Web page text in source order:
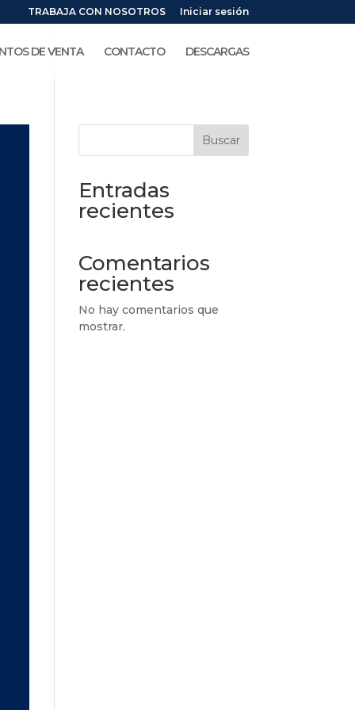
TRABAJA CON NOSOTROS Iniciar sesión
DE VENTA CONTACTO DESCARGAS
Buscar
Entradas
recientes
Comentarios
recientes
No hay comentarios que
mostrar.